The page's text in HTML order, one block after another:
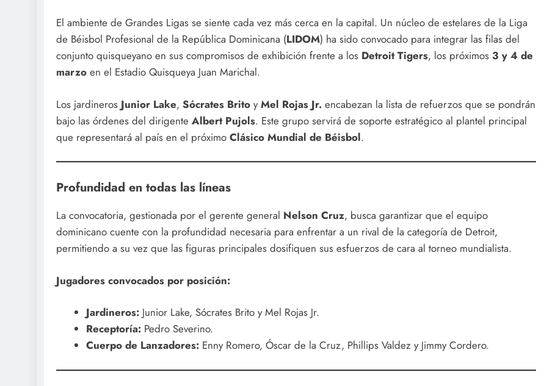
El ambiente de Grandes Ligas se siente cada vez más cerca en la capital. Un núcleo de estelares de la Liga
de Béisbol Profesional de la República Dominicana (LIDOM) ha sido convocado para integrar las filas del
conjunto quisqueyano en sus compromisos de exhibición frente a los Detroit Tigers, los próximos 3 y 4 de
marzo en el Estadio Quisqueya Juan Marichal.
Los jardineros Junior Lake, Sócrates Brito yMel Rojas Jr. encabezan la lista de refuerzos que se pondrán
bajo las órdenes del dirigente Albert Pujols. Este grupo servirá de soporte estratégico al plantel principal
que representará al país en el próximo Clásico Mundial de Béisbol.
Profundidad en todas las líneas
La convocatoria, gestionada por el gerente general Nelson Cruz, busca garantizar que el equipo
dominicano cuente con la profundidad necesaria para enfrentar a un rival de la categoría de Detroit,
permitiendo a su vez que las figuras principales dosifiquen sus esfuerzos de cara al torneo mundialista.
Jugadores convocados por posición:
Jardineros:Junior Lake, Sócrates Brito y Mel Rojas Jr.
Receptoría:Pedro Severino.
Cuerpo de Lanzadores:Enny Romero, Óscar de la Cruz, Phillips Valdez y Jimmy Cordero.